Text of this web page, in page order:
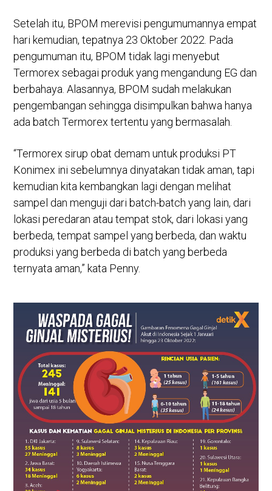
Setelah itu, BPOM merevisi pengumumannya empat
hari kemudian, tepatnya 23 Oktober 2022. Pada
pengumuman itu, BPOM tidak lagi menyebut
Termorex sebagai produk yang mengandung EG dan
berbahaya. Alasannya, BPOM sudah melakukan
pengembangan sehingga disimpulkan bahwa hanya
ada batch Termorex tertentu yang bermasalah.
“Termorex sirup obat demam untuk produksi PT
Konimex ini sebelumnya dinyatakan tidak aman, tapi
kemudian kita kembangkan lagi dengan melihat
sampel dan menguji dari batch-batch yang lain, dari
lokasi peredaran atau tempat stok, dari lokasi yang
berbeda, tempat sampel yang berbeda, dan waktu
produksi yang berbeda di batch yang berbeda
ternyata aman,” kata Penny.